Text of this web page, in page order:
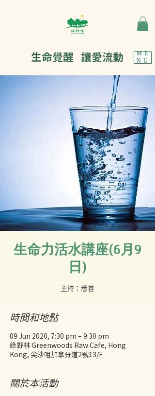
ME
NU
生命覺醒 讓愛流動
生命力活水講座(6月9
日)
時間和地點
09 Jun 2020, 7:30 pm – 9:30 pm
綠野林 Greenwoods Raw Cafe, Hong
Kong, 尖沙咀加拿分道2號13/F
關於本活動